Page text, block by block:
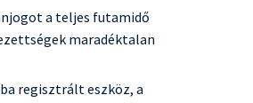
a teljes futamidő
maradéktalan
regisztrált eszköz, a